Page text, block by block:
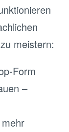
meistern:
Form
–